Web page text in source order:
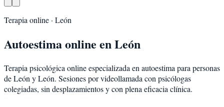
Terapia online · León
Autoestimaonline enLeón
Terapia psicológica online especializada en autoestima para personas
deLeón yLeón. Sesiones por videollamada con psicólogas
colegiadas, sin desplazamientos y con plena eficacia clínica.